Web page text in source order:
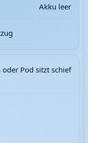
Akku leer
oder Pod sitzt schief